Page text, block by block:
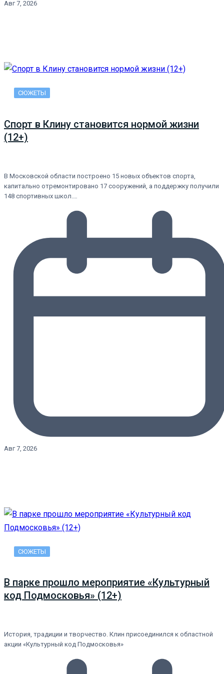
Авг 7, 2026
СЮЖЕТЫ
Спорт в Клину становится нормой жизни
(12+)
В Московской области построено 15 новых объектов спорта,
капитально отремонтировано 17 сооружений, а поддержку получили
148 спортивных школ.…
Авг 7, 2026
СЮЖЕТЫ
В парке прошло мероприятие «Культурный
код Подмосковья» (12+)
История, традиции и творчество. Клин присоединился к областной
акции «Культурный код Подмосковья»